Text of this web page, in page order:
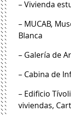
– Vivienda
– MUCAB,
Blanca
– Galería de
– Cabina de
– Edificio
viviendas,